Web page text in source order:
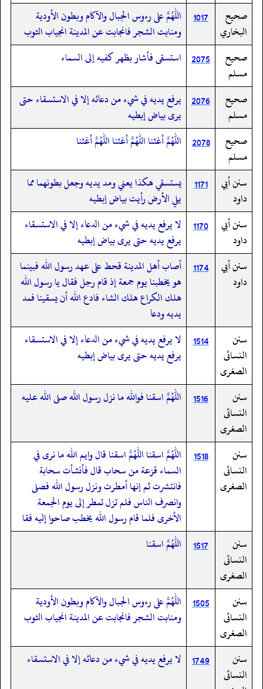
صحيح
البخاري
1017
اللهم على رءوس الجبال والآكام وبطون الأودية
ومنابت الشجر فانجابت عن المدينة انجياب الثوب
صحيح
مسلم
2075 استسقى فأشار بظهر كفيه إلى السماء
صحيح
مسلم
2076 يرفع يديه في شيء من دعائه إلا في الاستسقاء حتى
يرى بياض إبطيه
صحيح
مسلم
2078 اللهم أغثنا اللهم أغثنا اللهم أغثنا
سنن أبي
داود
1171
يستسقي هكذا يعني ومد يديه وجعل بطونهما مما
يلي الأرض رأيت بياض إبطيه
سنن أبي
داود
1170
لا يرفع يديه في شيء من الدعاء إلا في الاستسقاء
يرفع يديه حتى يرى بياض إبطيه
سنن أبي
داود
1174
أصاب أهل المدينة قحط على عهد رسول الله فبينما
هو يخطبنا يوم جمعة إذ قام رجل فقال يا رسول الله
هلك الكراع هلك الشاء فادع الله أن يسقينا فمد
يديه ودعا
سنن
النسائى
الصغرى
1514
لا يرفع يديه في شيء من الدعاء إلا في الاستسقاء
يرفع يديه حتى يرى بياض إبطيه
سنن
النسائى
الصغرى
1516 اللهم اسقنا فوالله ما نزل رسول الله صلى الله عليه
سنن
النسائى
الصغرى
1518
اللهم اسقنا اللهم اسقنا قال وايم الله ما نرى في
السماء قزعة من سحاب قال فأنشأت سحابة
فانتشرت ثم إنها أمطرت ونزل رسول الله فصلى
وانصرف الناس فلم تزل تمطر إلى يوم الجمعة
الأخرى فلما قام رسول الله يخطب صاحوا إليه فقا
سنن
النسائى
الصغرى
1517 اللهم اسقنا
سنن
النسائى
الصغرى
1505
اللهم على رءوس الجبال والآكام وبطون الأودية
ومنابت الشجر فانجابت عن المدينة انجياب الثوب
سنن
النسائى
1749 لا يرفع يديه في شيء من دعائه إلا في الاستسقاء